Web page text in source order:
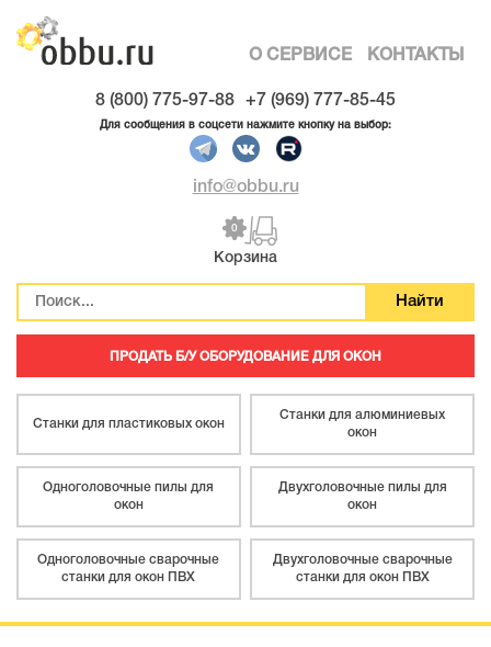
О СЕРВИСЕ КОНТАКТЫ
8 (800) 775-97-88 +7 (969) 777-85-45
Для сообщения в соцсети нажмите кнопку на выбор:
info@obbu.ru
0
Корзина
ПРОДАТЬ Б/У ОБОРУДОВАНИЕ ДЛЯ ОКОН
Станки для пластиковых окон
Станки для алюминиевых
окон
Одноголовочные пилы для
окон
Двухголовочные пилы для
окон
Одноголовочные сварочные
станки для окон ПВХ
Двухголовочные сварочные
станки для окон ПВХ